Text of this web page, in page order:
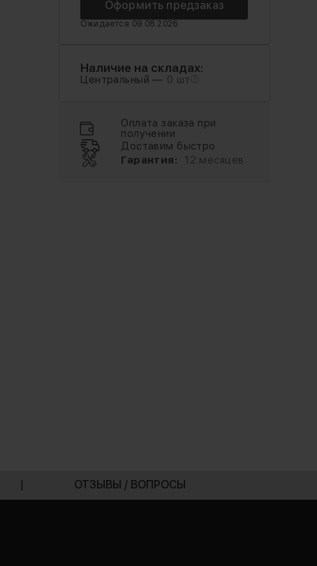
Ожидается 09.08.2026
Наличие на складах:
Центральный — 0 шт
Оплата заказа при
получении
Доставим быстро
Гарантия:
12 месяцев
| ОТЗЫВЫ / ВОПРОСЫ